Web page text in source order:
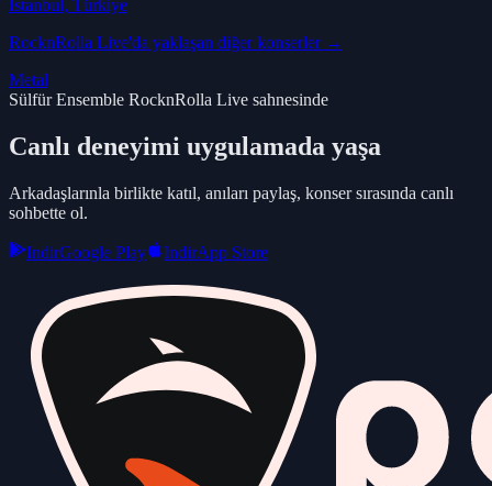
İstanbul, Türkiye
RocknRolla Live'da yaklaşan diğer konserler →
Metal
Sülfür Ensemble RocknRolla Live sahnesinde
Canlı deneyimi uygulamada yaşa
Arkadaşlarınla birlikte katıl, anıları paylaş, konser sırasında canlı
sohbette ol.
IndirGoogle Play IndirApp Store